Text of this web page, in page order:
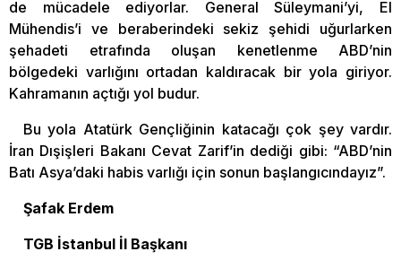
de mücadele ediyorlar. General Süleymani’yi, El
Mühendis’i ve beraberindeki sekiz şehidi uğurlarken
şehadeti etrafında oluşan kenetlenme ABD’nin
bölgedeki varlığını ortadan kaldıracak bir yola giriyor.
Kahramanın açtığı yol budur.
Bu yola Atatürk Gençliğinin katacağı çok şey vardır.
İran Dışişleri Bakanı Cevat Zarif’in dediği gibi: “ABD’nin
Batı Asya’daki habis varlığı için sonun başlangıcındayız”.
Şafak Erdem
TGB İstanbul İl Başkanı